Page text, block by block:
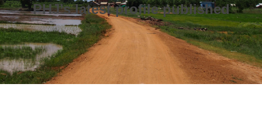
PHJ’s latest profile published